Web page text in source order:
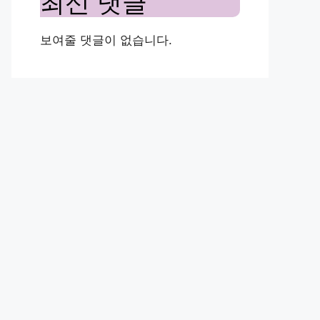
보여줄 댓글이 없습니다.